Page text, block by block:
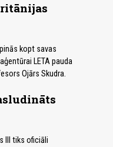
kopt savas
LETA pauda
Ojārs Skudra.
III tiks oficiāli